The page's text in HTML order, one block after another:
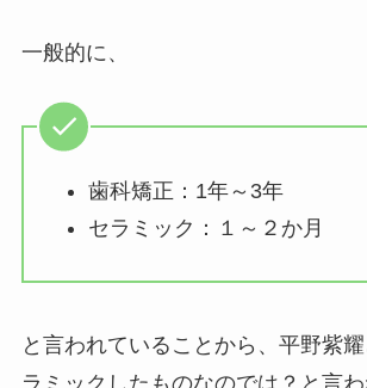
一般的に、
歯科矯正：1年～3年
セラミック：１～２か月
と言われていることから、平野紫
ラミックしたものなのでは？と言